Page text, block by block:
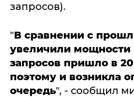
запросов).
"В сравнении с
увеличили мощности
запросов пришло в
поэтому и возникла
очередь", - сообщил